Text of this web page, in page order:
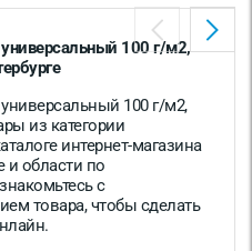
универсальный 100 г/м2,
универсальный 100 г/м2,
из категории
интернет-магазина
и области по
с
товара, чтобы сделать